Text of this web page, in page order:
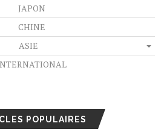
JAPON
CHINE
ASIE
POPULAIRES